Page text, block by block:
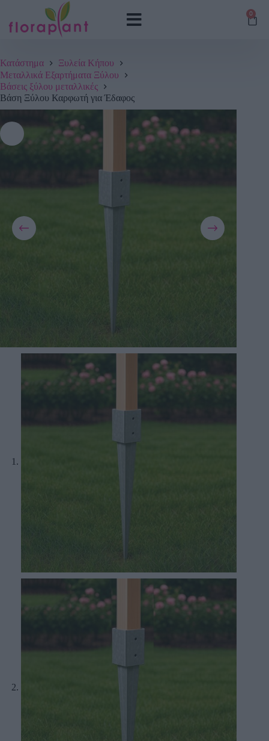
0
Κατάστημα
Ξυλεία Κήπου
Μεταλλικά Εξαρτήματα Ξύλου
Βάσεις ξύλου μεταλλικές
Βάση Ξύλου Καρφωτή για Έδαφος